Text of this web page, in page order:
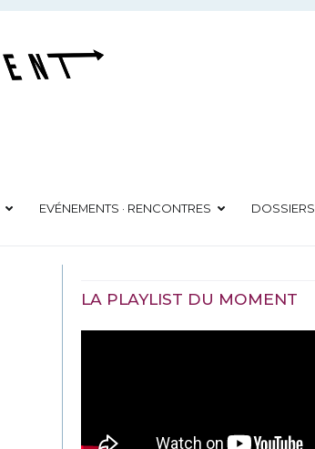
EVÉNEMENTS · RENCONTRES DOSSIERS
LA PLAYLIST DU MOMENT